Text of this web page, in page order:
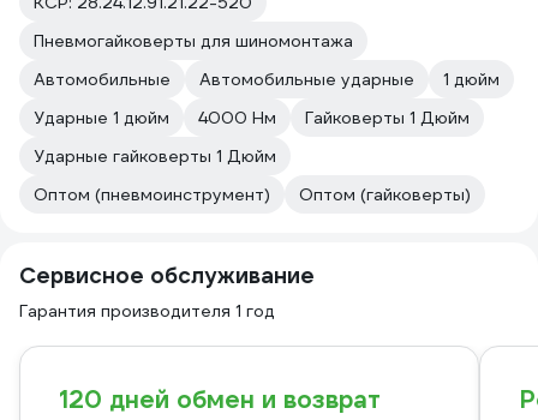
Пневмогайковерты для шиномонтажа
Автомобильные
Автомобильные ударные
1 дюйм
Ударные 1 дюйм
4000 Нм
Гайковерты 1 Дюйм
Ударные гайковерты 1 Дюйм
Оптом (пневмоинструмент)
Оптом (гайковерты)
Сервисное обслуживание
Гарантия производителя 1 год
120 дней обмен и возврат